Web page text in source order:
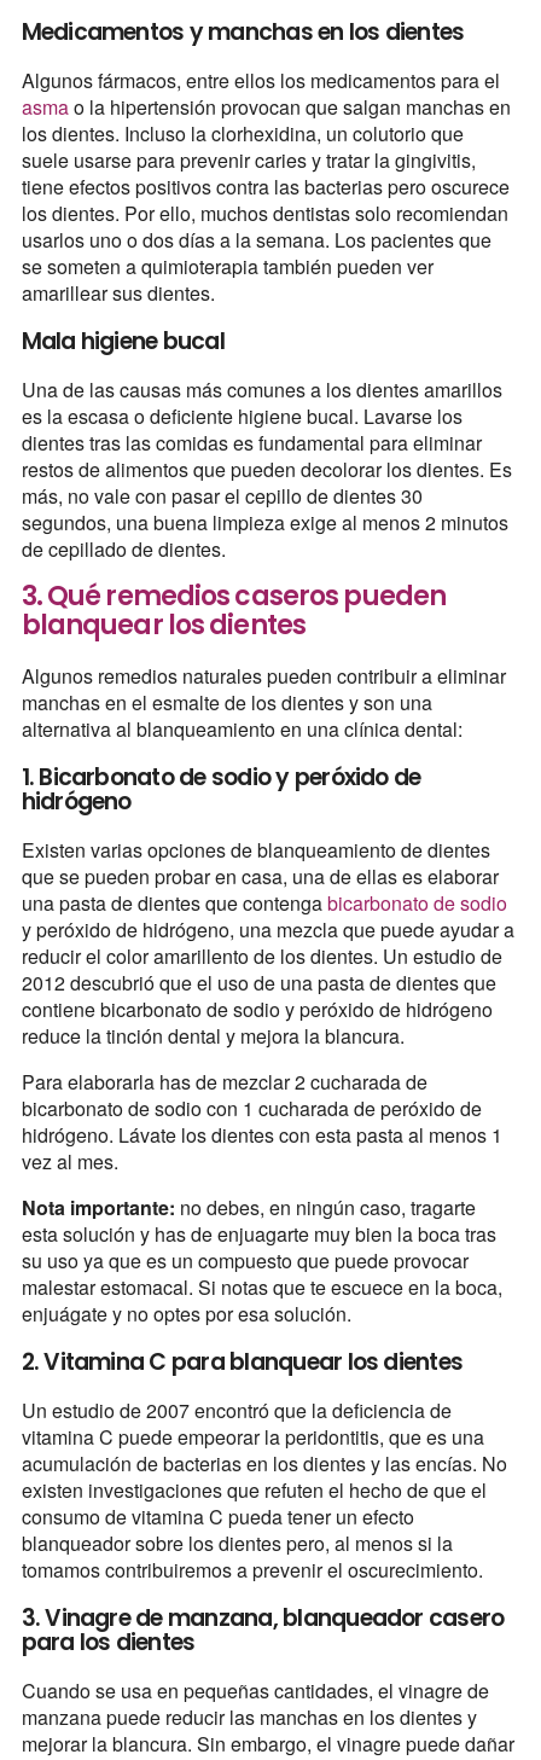
Medicamentos y manchas en los dientes
Algunos fármacos, entre ellos los medicamentos para el
asmao la hipertensión provocan que salgan manchas en
los dientes. Incluso la clorhexidina, un colutorio que
suele usarse para prevenir caries y tratar la gingivitis,
tiene efectos positivos contra las bacterias pero oscurece
los dientes. Por ello, muchos dentistas solo recomiendan
usarlos uno o dos días a la semana. Los pacientes que
se someten a quimioterapia también pueden ver
amarillear sus dientes.
Mala higiene bucal
Una de las causas más comunes a los dientes amarillos
es la escasa o deficiente higiene bucal. Lavarse los
dientes tras las comidas es fundamental para eliminar
restos de alimentos que pueden decolorar los dientes. Es
más, no vale con pasar el cepillo de dientes 30
segundos, una buena limpieza exige al menos 2 minutos
de cepillado de dientes.
3. Qué remedios caseros pueden
blanquear los dientes
Algunos remedios naturales pueden contribuir a eliminar
manchas en el esmalte de los dientes y son una
alternativa al blanqueamiento en una clínica dental:
1. Bicarbonato de sodio y peróxido de
hidrógeno
Existen varias opciones de blanqueamiento de dientes
que se pueden probar en casa, una de ellas es elaborar
una pasta de dientes que contengabicarbonato de sodio
y peróxido de hidrógeno, una mezcla que puede ayudar a
reducir el color amarillento de los dientes. Un estudio de
2012 descubrió que el uso de una pasta de dientes que
contiene bicarbonato de sodio y peróxido de hidrógeno
reduce la tinción dental y mejora la blancura.
Para elaborarla has de mezclar 2 cucharada de
bicarbonato de sodio con 1 cucharada de peróxido de
hidrógeno. Lávate los dientes con esta pasta al menos 1
vez al mes.
Nota importante: no debes, en ningún caso, tragarte
esta solución y has de enjuagarte muy bien la boca tras
su uso ya que es un compuesto que puede provocar
malestar estomacal. Si notas que te escuece en la boca,
enjuágate y no optes por esa solución.
2. Vitamina C para blanquear los dientes
Un estudio de 2007 encontró que la deficiencia de
vitamina C puede empeorar la peridontitis, que es una
acumulación de bacterias en los dientes y las encías. No
existen investigaciones que refuten el hecho de que el
consumo de vitamina C pueda tener un efecto
blanqueador sobre los dientes pero, al menos si la
tomamos contribuiremos a prevenir el oscurecimiento.
3. Vinagre de manzana, blanqueador casero
para los dientes
Cuando se usa en pequeñas cantidades, el vinagre de
manzana puede reducir las manchas en los dientes y
mejorar la blancura. Sin embargo, el vinagre puede dañar